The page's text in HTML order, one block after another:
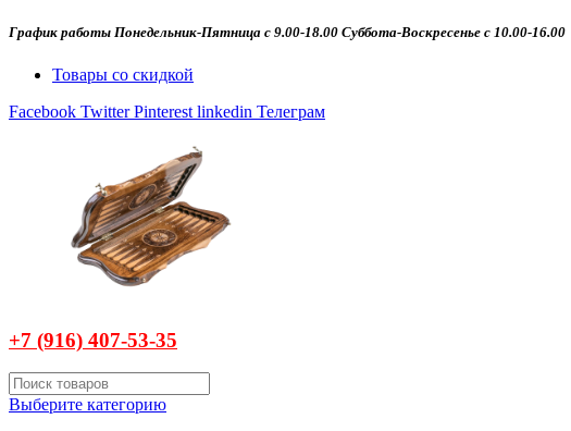
График работы Понедельник-Пятница с 9.00-18.00 Суббота-Воскресенье с 10.00-16.00
Товары со скидкой
Facebook Twitter Pinterest linkedin Телеграм
+7 (916) 407-53-35
Выберите категорию